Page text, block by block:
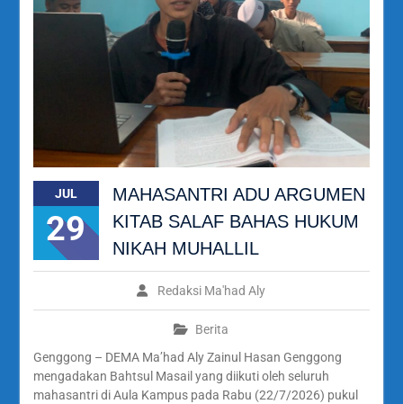
JUL
29
MAHASANTRI ADU ARGUMEN
KITAB SALAF BAHAS HUKUM
NIKAH MUHALLIL
Redaksi Ma'had Aly
Berita
Genggong – DEMA Ma’had Aly Zainul Hasan Genggong
mengadakan Bahtsul Masail yang diikuti oleh seluruh
mahasantri di Aula Kampus pada Rabu (22/7/2026) pukul